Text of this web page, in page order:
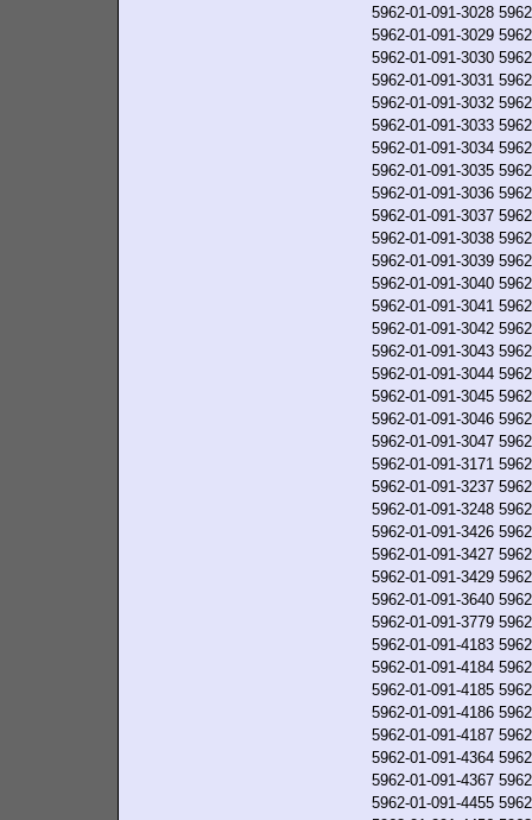
5962-01-091-3028
5962-01-091-3029
5962-01-091-3030
5962-01-091-3031
5962-01-091-3032
5962-01-091-3033
5962-01-091-3034
5962-01-091-3035
5962-01-091-3036
5962-01-091-3037
5962-01-091-3038
5962-01-091-3039
5962-01-091-3040
5962-01-091-3041
5962-01-091-3042
5962-01-091-3043
5962-01-091-3044
5962-01-091-3045
5962-01-091-3046
5962-01-091-3047
5962-01-091-3171
5962-01-091-3237
5962-01-091-3248
5962-01-091-3426
5962-01-091-3427
5962-01-091-3429
5962-01-091-3640
5962-01-091-3779
5962-01-091-4183
5962-01-091-4184
5962-01-091-4185
5962-01-091-4186
5962-01-091-4187
5962-01-091-4364
5962-01-091-4367
5962-01-091-4455